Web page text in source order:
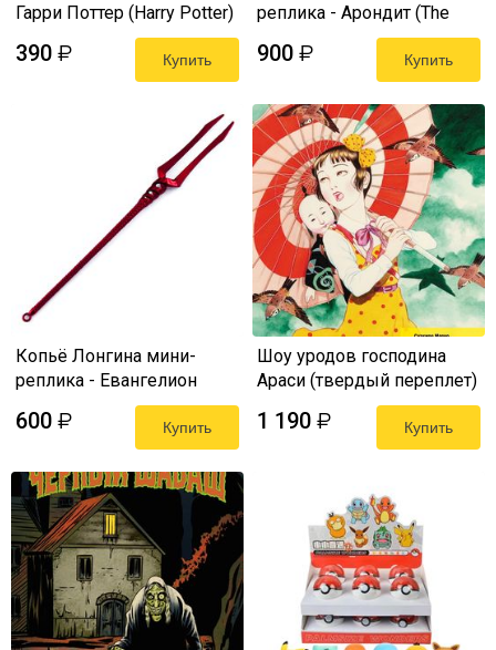
Гарри Поттер (Harry Potter)
390 ₽ Купить
реплика - Арондит (The
Witcher 3 Mini Sword) 22 см
900 ₽ Купить
Копьё Лонгина мини-
реплика - Евангелион
600 ₽ Купить
Шоу уродов господина
Араси (твердый переплет)
1 190 ₽ Купить